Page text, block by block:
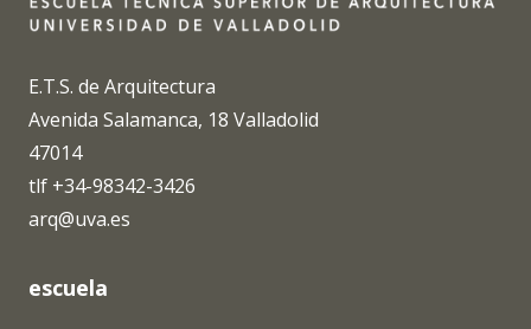
E.T.S. de Arquitectura
Avenida Salamanca, 18 Valladolid
47014
tlf +34-98342-3426
arq@uva.es
escuela